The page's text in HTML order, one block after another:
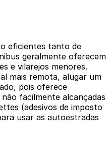
eficientes tanto de
geralmente oferecem
e vilarejos menores.
mais remota, alugar um
pois oferece
facilmente alcançadas
(adesivos de imposto
usar as autoestradas